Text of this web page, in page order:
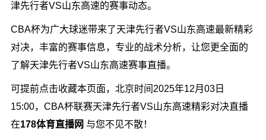
津先行者VS山东高速的赛事动态。
CBA杯为广大球迷带来了天津先行者VS山东高速最新精彩
对决，丰富的赛事信息，专业的战术分析，让您更全面的
了解天津先行者VS山东高速赛事直播。
可提前点击收藏本页面，北京时间2025年12月03日
15:00，CBA杯联赛天津先行者VS山东高速精彩对决直播
在178体育直播网 与您不见不散！